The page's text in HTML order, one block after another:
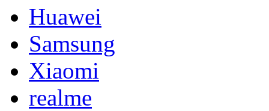
Huawei
Samsung
Xiaomi
realme